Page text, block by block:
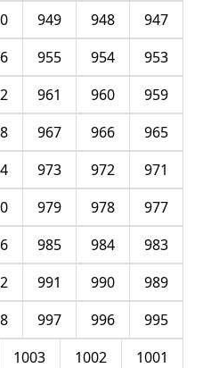
947
948
949
953
954
955
959
960
961
965
966
967
971
972
973
977
978
979
983
984
985
989
990
991
995
996
997
1001
1002
1003